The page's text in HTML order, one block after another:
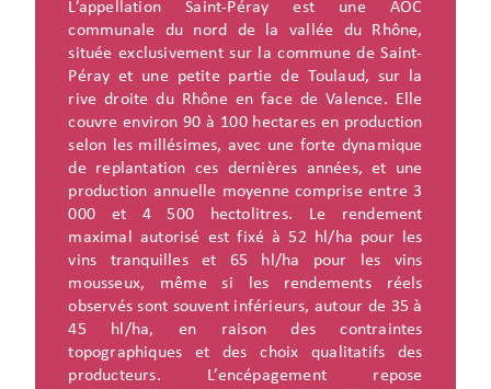
L’appellation Saint-Péray est une AOC
communale du nord de la vallée du Rhône,
située exclusivement sur la commune de Saint-
Péray et une petite partie de Toulaud, sur la
rive droite du Rhône en face de Valence. Elle
couvre environ 90 à 100 hectares en production
selon les millésimes, avec une forte dynamique
de replantation ces dernières années, et une
production annuelle moyenne comprise entre 3
000 et 4 500 hectolitres. Le rendement
maximal autorisé est fixé à 52 hl/ha pour les
vins tranquilles et 65 hl/ha pour les vins
mousseux, même si les rendements réels
observés sont souvent inférieurs, autour de 35 à
45 hl/ha, en raison des contraintes
topographiques et des choix qualitatifs des
producteurs. L’encépagement repose